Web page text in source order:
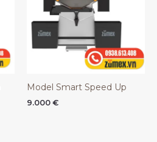
Model Smart Speed Up
9.000 €